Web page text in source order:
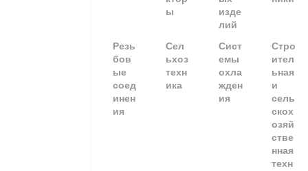
ы
изде
лий
Резь
бов
ые
соед
инен
ия
Сел
ьхоз
техн
ика
Сист
емы
охла
жден
ия
Стро
ител
ьная
и
сель
скох
озяй
стве
нная
техн